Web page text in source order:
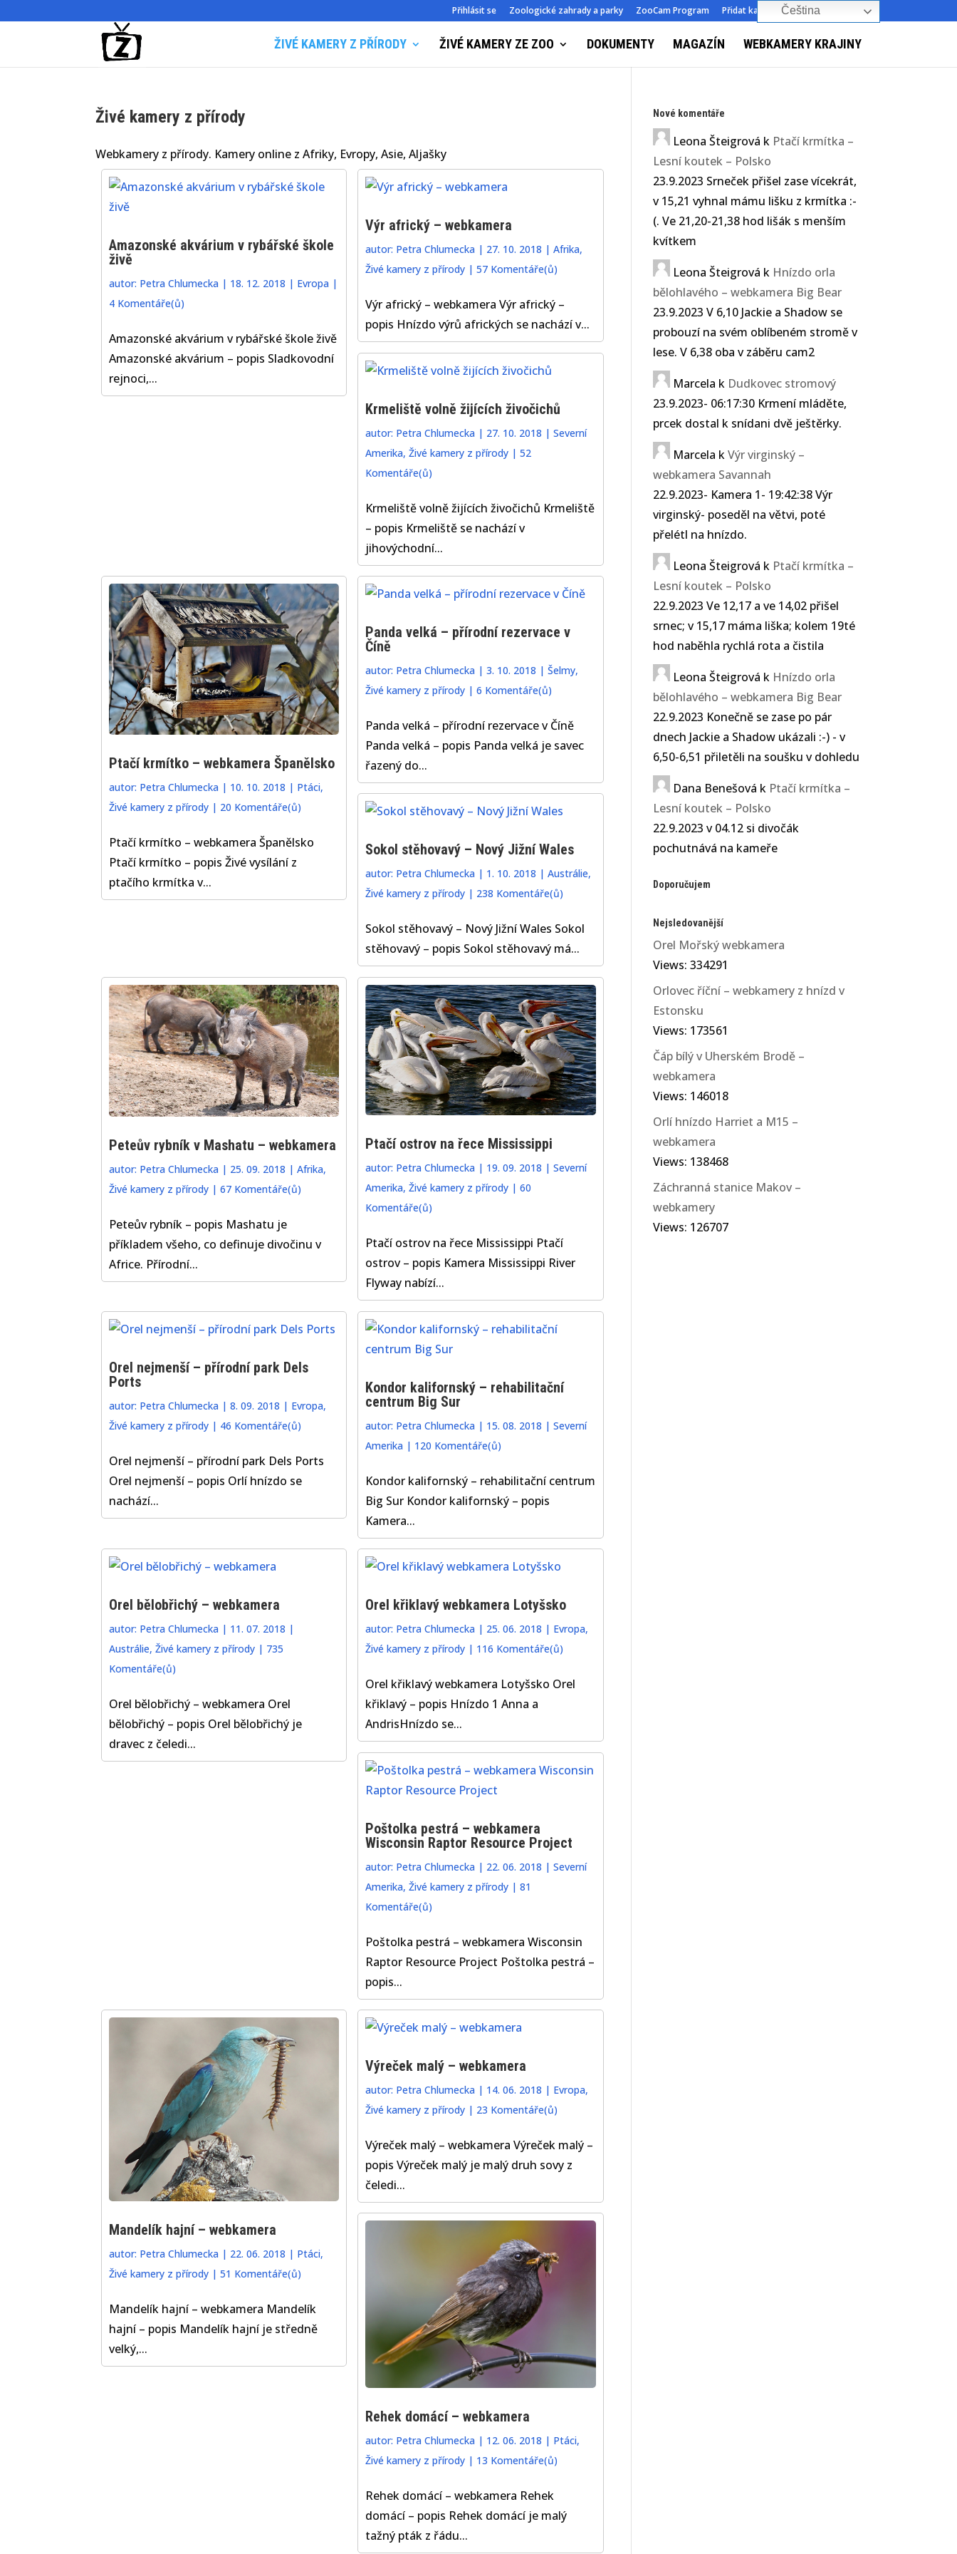
Přihlásit se Zoologické zahrady a parky ZooCam Program Přidat kameru O nás
ŽIVÉ KAMERY Z PŘÍRODY ŽIVÉ KAMERY ZE ZOO DOKUMENTY MAGAZÍN WEBKAMERY KRAJINY
Živé kamery z přírody
Webkamery z přírody. Kamery online z Afriky, Evropy, Asie, Aljašky
Amazonské akvárium v rybářské škole
živě
autor: Petra Chlumecka| 18. 12. 2018 | Evropa|
4 Komentáře(ů)
Amazonské akvárium v rybářské škole živě
Amazonské akvárium – popis Sladkovodní
rejnoci,...
Výr africký – webkamera
autor: Petra Chlumecka| 27. 10. 2018 | Afrika,
Živé kamery z přírody| 57 Komentáře(ů)
Výr africký – webkamera Výr africký –
popis Hnízdo výrů afrických se nachází v...
Krmeliště volně žijících živočichů
autor: Petra Chlumecka| 27. 10. 2018 | Severní
Amerika, Živé kamery z přírody| 52
Komentáře(ů)
Krmeliště volně žijících živočichů Krmeliště
– popis Krmeliště se nachází v
jihovýchodní...
Ptačí krmítko – webkamera Španělsko
autor: Petra Chlumecka| 10. 10. 2018 | Ptáci,
Živé kamery z přírody| 20 Komentáře(ů)
Ptačí krmítko – webkamera Španělsko
Ptačí krmítko – popis Živé vysílání z
ptačího krmítka v...
Panda velká – přírodní rezervace v
Číně
autor: Petra Chlumecka| 3. 10. 2018 | Šelmy,
Živé kamery z přírody| 6 Komentáře(ů)
Panda velká – přírodní rezervace v Číně
Panda velká – popis Panda velká je savec
řazený do...
Sokol stěhovavý – Nový Jižní Wales
autor: Petra Chlumecka| 1. 10. 2018 | Austrálie,
Živé kamery z přírody| 238 Komentáře(ů)
Sokol stěhovavý – Nový Jižní Wales Sokol
stěhovavý – popis Sokol stěhovavý má...
Peteův rybník v Mashatu – webkamera
autor: Petra Chlumecka| 25. 09. 2018 | Afrika,
Živé kamery z přírody| 67 Komentáře(ů)
Peteův rybník – popis Mashatu je
příkladem všeho, co definuje divočinu v
Africe. Přírodní...
Ptačí ostrov na řece Mississippi
autor: Petra Chlumecka| 19. 09. 2018 | Severní
Amerika, Živé kamery z přírody| 60
Komentáře(ů)
Ptačí ostrov na řece Mississippi Ptačí
ostrov – popis Kamera Mississippi River
Flyway nabízí...
Orel nejmenší – přírodní park Dels
Ports
autor: Petra Chlumecka| 8. 09. 2018 | Evropa,
Živé kamery z přírody| 46 Komentáře(ů)
Orel nejmenší – přírodní park Dels Ports
Orel nejmenší – popis Orlí hnízdo se
nachází...
Kondor kalifornský – rehabilitační
centrum Big Sur
autor: Petra Chlumecka| 15. 08. 2018 | Severní
Amerika| 120 Komentáře(ů)
Kondor kalifornský – rehabilitační centrum
Big Sur Kondor kalifornský – popis
Kamera...
Orel bělobřichý – webkamera
autor: Petra Chlumecka| 11. 07. 2018 |
Austrálie, Živé kamery z přírody| 735
Komentáře(ů)
Orel bělobřichý – webkamera Orel
bělobřichý – popis Orel bělobřichý je
dravec z čeledi...
Orel křiklavý webkamera Lotyšsko
autor: Petra Chlumecka| 25. 06. 2018 | Evropa,
Živé kamery z přírody| 116 Komentáře(ů)
Orel křiklavý webkamera Lotyšsko Orel
křiklavý – popis Hnízdo 1 Anna a
AndrisHnízdo se...
Poštolka pestrá – webkamera
Wisconsin Raptor Resource Project
autor: Petra Chlumecka| 22. 06. 2018 | Severní
Amerika, Živé kamery z přírody| 81
Komentáře(ů)
Poštolka pestrá – webkamera Wisconsin
Raptor Resource Project Poštolka pestrá –
popis...
Mandelík hajní – webkamera
autor: Petra Chlumecka| 22. 06. 2018 | Ptáci,
Živé kamery z přírody| 51 Komentáře(ů)
Mandelík hajní – webkamera Mandelík
hajní – popis Mandelík hajní je středně
velký,...
Výreček malý – webkamera
autor: Petra Chlumecka| 14. 06. 2018 | Evropa,
Živé kamery z přírody| 23 Komentáře(ů)
Výreček malý – webkamera Výreček malý –
popis Výreček malý je malý druh sovy z
čeledi...
Rehek domácí – webkamera
autor: Petra Chlumecka| 12. 06. 2018 | Ptáci,
Živé kamery z přírody| 13 Komentáře(ů)
Rehek domácí – webkamera Rehek
domácí – popis Rehek domácí je malý
tažný pták z řádu...
Nové komentáře
Leona Šteigrová k Ptačí krmítka –
Lesní koutek – Polsko
23.9.2023 Srneček přišel zase vícekrát,
v 15,21 vyhnal mámu lišku z krmítka :-
(. Ve 21,20-21,38 hod lišák s menším
kvítkem
Leona Šteigrová k Hnízdo orla
bělohlavého – webkamera Big Bear
23.9.2023 V 6,10 Jackie a Shadow se
probouzí na svém oblíbeném stromě v
lese. V 6,38 oba v záběru cam2
Marcela k Dudkovec stromový
23.9.2023- 06:17:30 Krmení mláděte,
prcek dostal k snídani dvě ještěrky.
Marcela kVýr virginský –
webkamera Savannah
22.9.2023- Kamera 1- 19:42:38 Výr
virginský- poseděl na větvi, poté
přelétl na hnízdo.
Leona Šteigrová k Ptačí krmítka –
Lesní koutek – Polsko
22.9.2023 Ve 12,17 a ve 14,02 přišel
srnec; v 15,17 máma liška; kolem 19té
hod naběhla rychlá rota a čistila
Leona Šteigrová k Hnízdo orla
bělohlavého – webkamera Big Bear
22.9.2023 Konečně se zase po pár
dnech Jackie a Shadow ukázali :-) - v
6,50-6,51 přiletěli na soušku v dohledu
Dana Benešová k Ptačí krmítka –
Lesní koutek – Polsko
22.9.2023 v 04.12 si divočák
pochutnává na kameře
Doporučujem
Nejsledovanější
Orel Mořský webkamera
Views: 334291
Orlovec říční – webkamery z hnízd v
Estonsku
Views: 173561
Čáp bílý v Uherském Brodě –
webkamera
Views: 146018
Orlí hnízdo Harriet a M15 –
webkamera
Views: 138468
Záchranná stanice Makov –
webkamery
Views: 126707
Čeština‎